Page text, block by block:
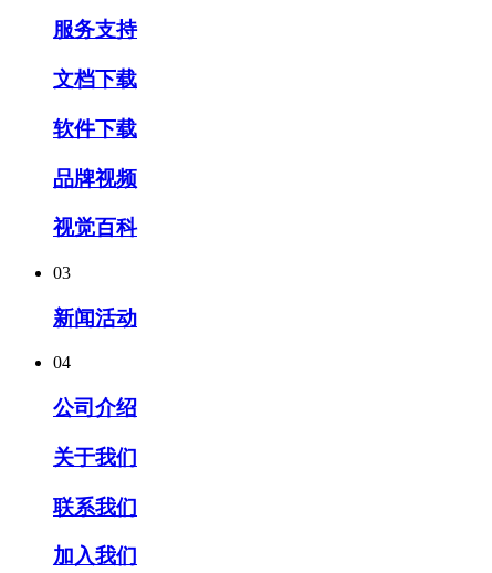
服务支持
文档下载
软件下载
品牌视频
视觉百科
03
新闻活动
04
公司介绍
关于我们
联系我们
加入我们